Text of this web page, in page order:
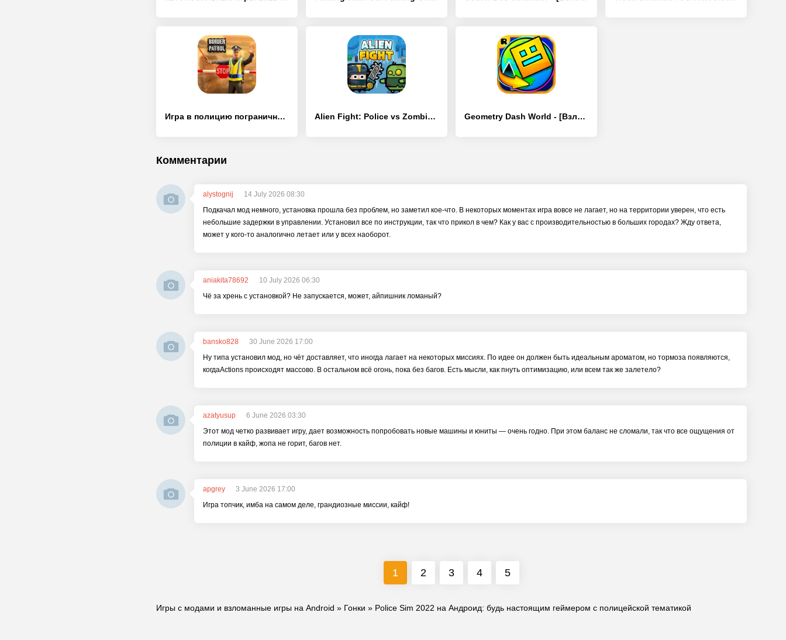
Игра в полицию пограничного па - [Взлом/МОД Меню] Alien Fight: Police vs Zombie - [Взлом/МОД Все открыто] Geometry Dash World - [Взлом/МОД Бесконечные деньги]
Комментарии
alystognij
14 July 2026 08:30
Подкачал мод немного, установка прошла без проблем, но заметил кое-что. В некоторых моментах игра вовсе не лагает, но на территории уверен, что есть
небольшие задержки в управлении. Установил все по инструкции, так что прикол в чем? Как у вас с производительностью в больших городах? Жду ответа,
может у кого-то аналогично летает или у всех наоборот.
aniakita78692
10 July 2026 06:30
Чё за хрень с установкой? Не запускается, может, айпишник ломаный?
bansko828
30 June 2026 17:00
Ну типа установил мод, но чёт доставляет, что иногда лагает на некоторых миссиях. По идее он должен быть идеальным ароматом, но тормоза появляются,
когдаActions происходят массово. В остальном всё огонь, пока без багов. Есть мысли, как пнуть оптимизацию, или всем так же залетело?
azatyusup
6 June 2026 03:30
Этот мод четко развивает игру, дает возможность попробовать новые машины и юниты — очень годно. При этом баланс не сломали, так что все ощущения от
полиции в кайф, жопа не горит, багов нет.
apgrey
3 June 2026 17:00
Игра топчик, имба на самом деле, грандиозные миссии, кайф!
1 2 3 4 5
Игры с модами и взломанные игры на Android » Гонки » Police Sim 2022 на Андроид: будь настоящим геймером с полицейской тематикой